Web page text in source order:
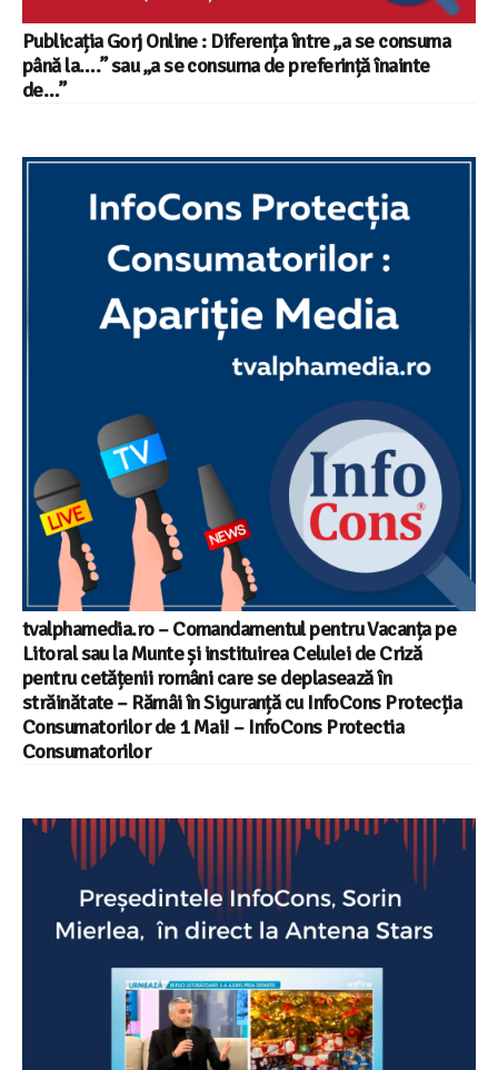
Publicația Gorj Online : Diferența între „a se consuma
până la….” sau „a se consuma de preferință înainte
de…”
tvalphamedia.ro – Comandamentul pentru Vacanța pe
Litoral sau la Munte și instituirea Celulei de Criză
pentru cetățenii români care se deplasează în
străinătate – Rămâi în Siguranță cu InfoCons Protecția
Consumatorilor de 1 Mai! – InfoCons Protectia
Consumatorilor